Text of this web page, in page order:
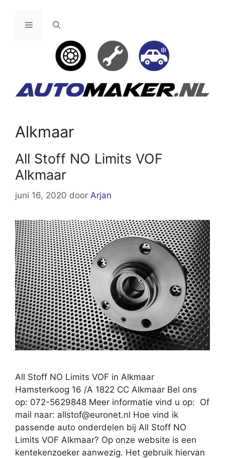
Menu
Alkmaar
All Stoff NO Limits VOF
Alkmaar
juni 16, 2020 door Arjan
All Stoff NO Limits VOF in Alkmaar
Hamsterkoog 16 /A 1822 CC Alkmaar Bel ons
op: 072-5629848 Meer informatie vind u op: Of
mail naar: allstof@euronet.nl Hoe vind ik
passende auto onderdelen bij All Stoff NO
Limits VOF Alkmaar? Op onze website is een
kentekenzoeker aanwezig. Het gebruik hiervan